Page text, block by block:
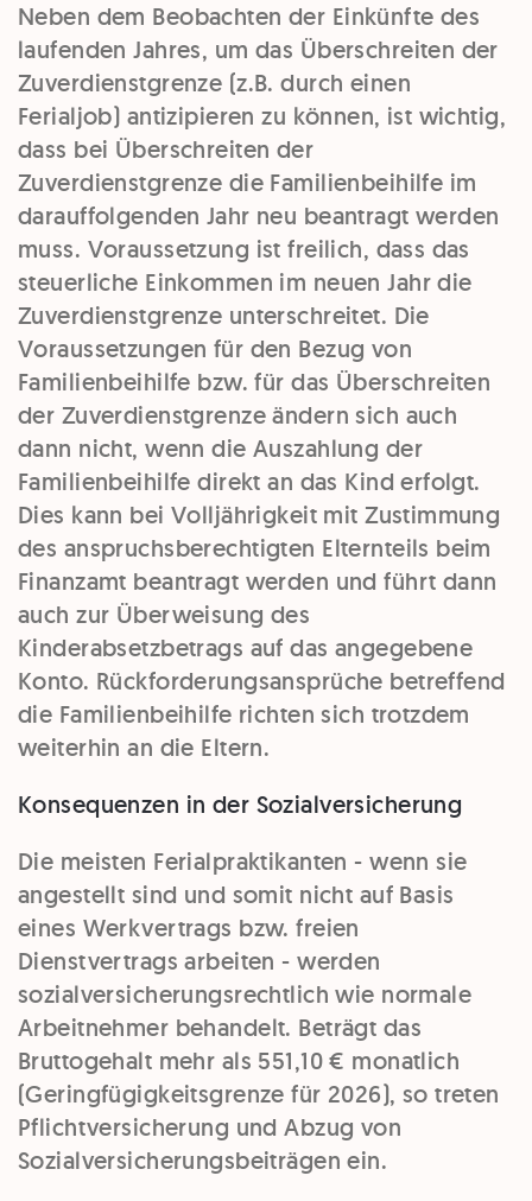
Neben dem Beobachten der Einkünfte des
laufenden Jahres, um das Überschreiten der
Zuverdienstgrenze (z.B. durch einen
Ferialjob) antizipieren zu können, ist wichtig,
dass bei Überschreiten der
Zuverdienstgrenze die Familienbeihilfe im
darauffolgenden Jahr neu beantragt werden
muss. Voraussetzung ist freilich, dass das
steuerliche Einkommen im neuen Jahr die
Zuverdienstgrenze unterschreitet. Die
Voraussetzungen für den Bezug von
Familienbeihilfe bzw. für das Überschreiten
der Zuverdienstgrenze ändern sich auch
dann nicht, wenn die Auszahlung der
Familienbeihilfe direkt an das Kind erfolgt.
Dies kann bei Volljährigkeit mit Zustimmung
des anspruchsberechtigten Elternteils beim
Finanzamt beantragt werden und führt dann
auch zur Überweisung des
Kinderabsetzbetrags auf das angegebene
Konto. Rückforderungsansprüche betreffend
die Familienbeihilfe richten sich trotzdem
weiterhin an die Eltern.
Konsequenzen in der Sozialversicherung
Die meisten Ferialpraktikanten - wenn sie
angestellt sind und somit nicht auf Basis
eines Werkvertrags bzw. freien
Dienstvertrags arbeiten - werden
sozialversicherungsrechtlich wie normale
Arbeitnehmer behandelt. Beträgt das
Bruttogehalt mehr als 551,10 € monatlich
(Geringfügigkeitsgrenze für 2026), so treten
Pflichtversicherung und Abzug von
Sozialversicherungsbeiträgen ein.